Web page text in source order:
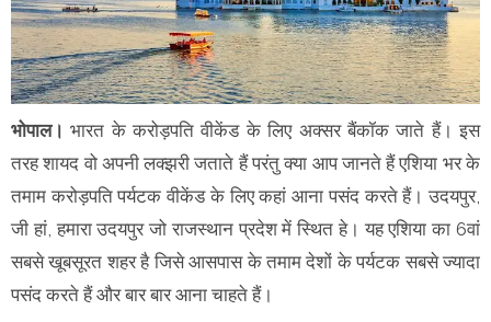
भोपाल। भारत के करोड़पति वीकेंड के लिए अक्सर बैंकॉक जाते हैं। इस
तरह शायद वो अपनी लक्झरी जताते हैं परंतु क्या आप जानते हैं एशिया भर के
तमाम करोड़पति पर्यटक वीकेंड के लिए कहां आना पसंद करते हैं। उदयपुर,
जी हां, हमारा उदयपुर जो राजस्थान प्रदेश में स्थित हे। यह एशिया का 6वां
सबसे खूबसूरत शहर है जिसे आसपास के तमाम देशों के पर्यटक सबसे ज्यादा
पसंद करते हैं और बार बार आना चाहते हैं।